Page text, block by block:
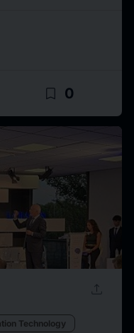
bookmark_border 0
upload
Technology